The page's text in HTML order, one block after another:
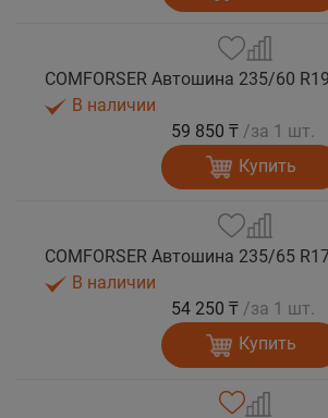
В наличии
59 850 ₸ /за 1 шт.
Купить
В наличии
54 250 ₸ /за 1 шт.
Купить